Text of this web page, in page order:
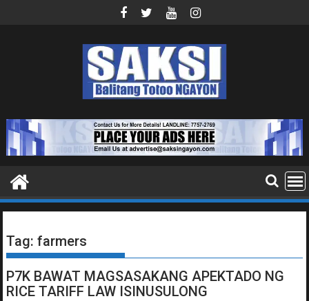
Tag:farmers
P7K BAWAT MAGSASAKANG APEKTADO NG
RICE TARIFF LAW ISINUSULONG